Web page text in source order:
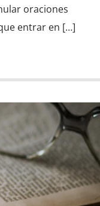
oraciones
entrar en […]